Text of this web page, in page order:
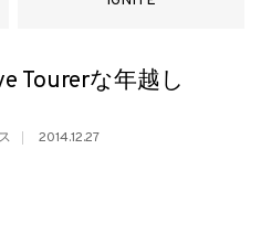
Tourerな年越し
2014.12.27